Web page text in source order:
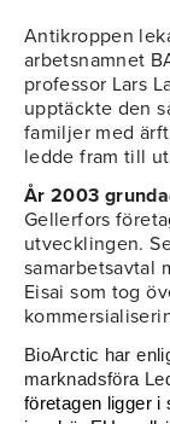
Antikroppen
arbetsnamnet
professor Lars
upptäckte den
familjer med
ledde fram till
År 2003
Gellerfors
utvecklingen.
samarbetsavtal
Eisai som tog
BioArctic har
marknadsföra
företagen ligger i